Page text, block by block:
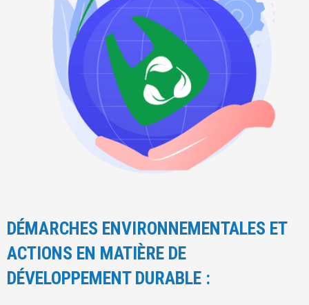
DÉMARCHES ENVIRONNEMENTALES ET
ACTIONS EN MATIÈRE DE
DÉVELOPPEMENT DURABLE :